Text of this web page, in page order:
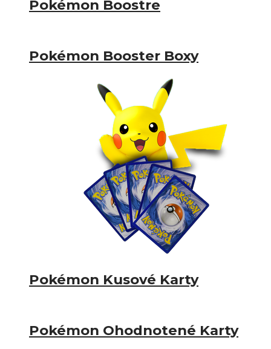
Pokémon Boostre
Pokémon Booster Boxy
Pokémon Kusové Karty
Pokémon Ohodnotené Karty